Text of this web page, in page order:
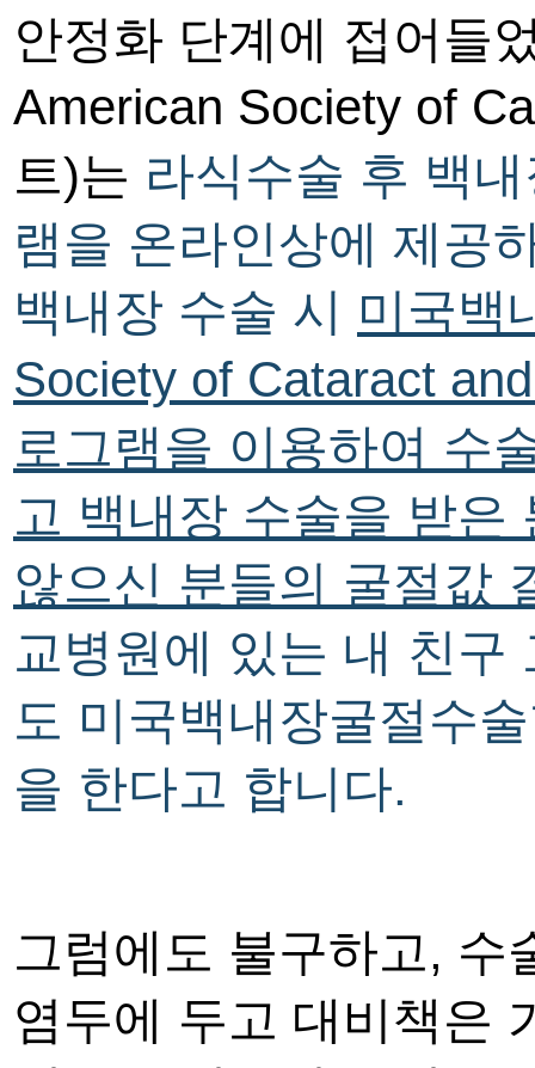
안정화 단계에 접어들
American Society of
트)는 라식수술 후 백
램을 온라인상에 제공
백내장 수술 시 미국백
Society of Cataract
로그램을 이용하여 수
고 백내장 수술을 받
않으신 분들의 굴절값
교병원에 있는 내 친구
도 미국백내장굴절수
을 한다고 합니다.
그럼에도 불구하고, 수
염두에 두고 대비책은